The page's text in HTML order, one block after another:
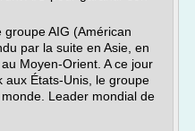
AIG (Américan
par la suite en Asie, en
Moyen-Orient. A ce jour
aux États-Unis, le groupe
Leader mondial de